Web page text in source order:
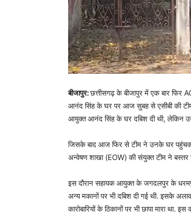
बीजापुर:छत्तीसगढ़ के बीजापुर में एक बार फिर
आनंद सिंह के घर पर आज सुबह से एसीबी की टीम
आयुक्त आनंद सिंह के घर दबिश दी थी, लेकिन
जिसके बाद आज फिर से टीम ने उनके घर
अन्वेषण शाखा (EOW) की संयुक्त टीम ने बस्तर
इस दौरान सहायक आयुक्त के जगदलपुर के
अन्य मकानों पर भी दबिश दी गई थी. इसके
कारोबारियों के ठिकानों पर भी छापा मारा था.